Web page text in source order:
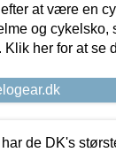
at være en
og
her for at se
de DK's